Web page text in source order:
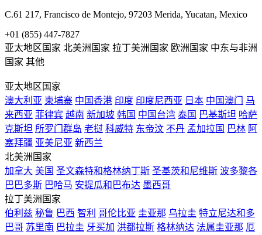
C.61 217, Francisco de Montejo, 97203 Merida, Yucatan, Mexico
+01 (855) 447-7827
亚太地区国家 北美洲国家 拉丁美洲国家 欧洲国家 中东与非洲
国家 其他
亚太地区国家
澳大利亚 柬埔寨 中国香港 印度 印度尼西亚 日本 中国澳门
马
来西亚 菲律宾 越南 新加坡 韩国 中国台湾 泰国 巴基斯坦 哈萨
克斯坦 所罗门群岛 老挝 科威特 东帝汶 不丹 孟加拉国 巴林 阿
塞拜疆 亚美尼亚 新西兰
北美洲国家
加拿大 美国 圣文森特和格林纳丁斯 圣基茨和尼维斯 波多黎各
巴巴多斯 巴哈马 安提瓜和巴布达 墨西哥
拉丁美洲国家
伯利兹 秘鲁 巴西 智利 哥伦比亚 圭亚那 乌拉圭 特立尼达和多
巴哥 苏里南 巴拉圭 牙买加 洪都拉斯 格林纳达 法属圭亚那 厄